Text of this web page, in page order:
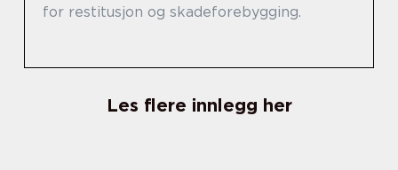
for restitusjon og skadeforebygging.
Les flere innlegg her